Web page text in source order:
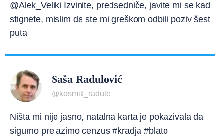
@Alek_Veliki Izvinite, predsedniče, javite mi se kad
stignete, mislim da ste mi greškom odbili poziv šest
puta
Saša Radulović
@kosmik_radule
Ništa mi nije jasno, natalna karta je pokazivala da
sigurno prelazimo cenzus #kradja #blato